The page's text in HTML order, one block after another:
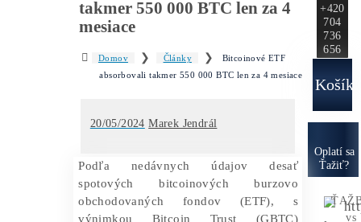
Zisky
Bitcoinové ETF absorbovali
mesiace
Bitcoinové ETF
absorbovali takmer 550 000 BTC len za 4 mesiace